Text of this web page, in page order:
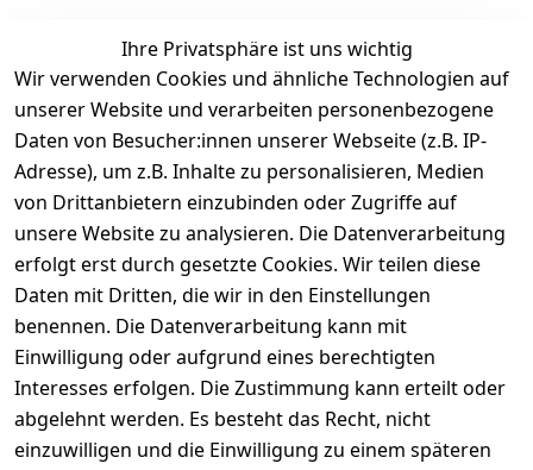
EU-Verantwortliche Person - klicken Sie für Details
Ihre Privatsphäre ist uns wichtig
Wir verwenden Cookies und ähnliche Technologien auf
unserer Website und verarbeiten personenbezogene
Daten von Besucher:innen unserer Webseite (z.B. IP-
Adresse), um z.B. Inhalte zu personalisieren, Medien
von Drittanbietern einzubinden oder Zugriffe auf
unsere Website zu analysieren. Die Datenverarbeitung
erfolgt erst durch gesetzte Cookies. Wir teilen diese
Daten mit Dritten, die wir in den Einstellungen
benennen. Die Datenverarbeitung kann mit
Einwilligung oder aufgrund eines berechtigten
Interesses erfolgen. Die Zustimmung kann erteilt oder
abgelehnt werden. Es besteht das Recht, nicht
einzuwilligen und die Einwilligung zu einem späteren
Rechtliches
AGB
Services
Kontakt
Zahlungsm
öglichkeite
n
Versanddie
nstleister